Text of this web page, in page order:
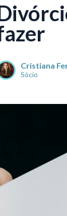
Cristiana
Sócio